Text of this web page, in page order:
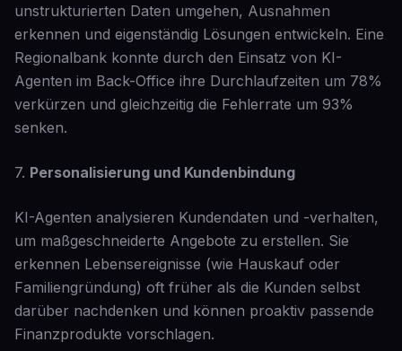
unstrukturierten Daten umgehen, Ausnahmen
erkennen und eigenständig Lösungen entwickeln. Eine
Regionalbank konnte durch den Einsatz von KI-
Agenten im Back-Office ihre Durchlaufzeiten um 78%
verkürzen und gleichzeitig die Fehlerrate um 93%
senken.
7. Personalisierung und Kundenbindung
KI-Agenten analysieren Kundendaten und -verhalten,
um maßgeschneiderte Angebote zu erstellen. Sie
erkennen Lebensereignisse (wie Hauskauf oder
Familiengründung) oft früher als die Kunden selbst
darüber nachdenken und können proaktiv passende
Finanzprodukte vorschlagen.